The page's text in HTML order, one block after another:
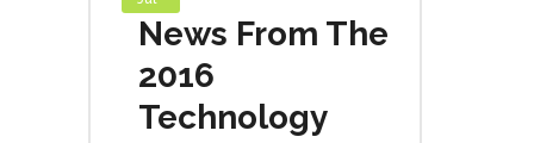
News From The
2016
Technology